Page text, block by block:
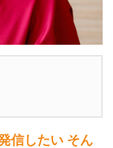
信したい そん